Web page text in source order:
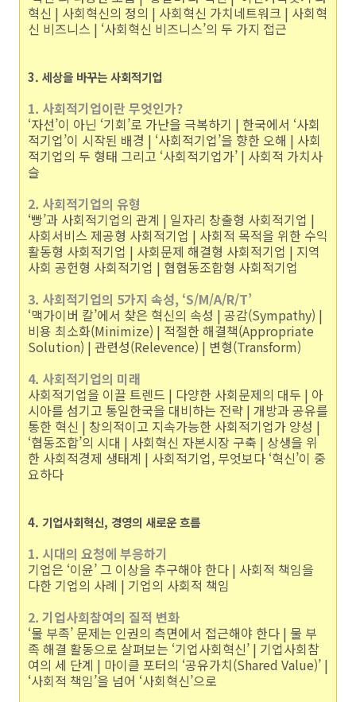
혁신 | 사회혁신의 정의 | 사회혁신 가치네트워크 | 사회혁
신 비즈니스 | ‘사회혁신 비즈니스’의 두 가지 접근
3. 세상을 바꾸는 사회적기업
1. 사회적기업이란 무엇인가?
‘자선’이 아닌 ‘기회’로 가난을 극복하기 | 한국에서 ‘사회
적기업’이 시작된 배경 | ‘사회적기업’을 향한 오해 | 사회
적기업의 두 형태 그리고 ‘사회적기업가’ | 사회적 가치사
슬
2. 사회적기업의 유형
‘빵’과 사회적기업의 관계 | 일자리 창출형 사회적기업 |
사회서비스 제공형 사회적기업 | 사회적 목적을 위한 수익
활동형 사회적기업 | 사회문제 해결형 사회적기업 | 지역
사회 공헌형 사회적기업 | 협협동조합형 사회적기업
3. 사회적기업의 5가지 속성, ‘S/M/A/R/T’
‘맥가이버 칼’에서 찾은 혁신의 속성 | 공감(Sympathy) |
비용 최소화(Minimize) | 적절한 해결책(Appropriate
Solution) | 관련성(Relevence) | 변형(Transform)
4. 사회적기업의 미래
사회적기업을 이끌 트렌드 | 다양한 사회문제의 대두 | 아
시아를 섬기고 통일한국을 대비하는 전략 | 개방과 공유를
통한 혁신 | 창의적이고 지속가능한 사회적기업가 양성 |
‘협동조합’의 시대 | 사회혁신 자본시장 구축 | 상생을 위
한 사회적경제 생태계 | 사회적기업, 무엇보다 ‘혁신’이 중
요하다
4. 기업사회혁신, 경영의 새로운 흐름
1. 시대의 요청에 부응하기
기업은 ‘이윤’ 그 이상을 추구해야 한다 | 사회적 책임을
다한 기업의 사례 | 기업의 사회적 책임
2. 기업사회참여의 질적 변화
‘물 부족’ 문제는 인권의 측면에서 접근해야 한다 | 물 부
족 해결 활동으로 살펴보는 ‘기업사회혁신’ | 기업사회참
여의 세 단계 | 마이클 포터의 ‘공유가치(Shared Value)’ |
‘사회적 책임’을 넘어 ‘사회혁신’으로